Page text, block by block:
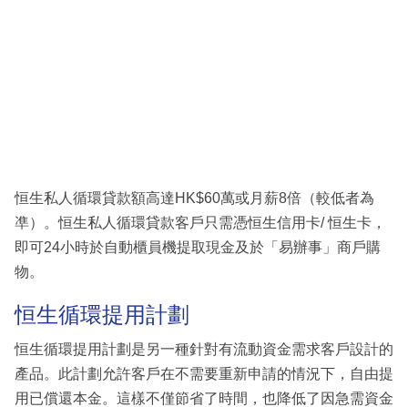
恒生私人循環貸款額高達HK$60萬或月薪8倍（較低者為
凖）。恒生私人循環貸款客戶只需憑恒生信用卡/ 恒生卡，
即可24小時於自動櫃員機提取現金及於「易辦事」商戶購
物。
恒生循環提用計劃
恒生循環提用計劃是另一種針對有流動資金需求客戶設計的
產品。此計劃允許客戶在不需要重新申請的情況下，自由提
用已償還本金。這樣不僅節省了時間，也降低了因急需資金